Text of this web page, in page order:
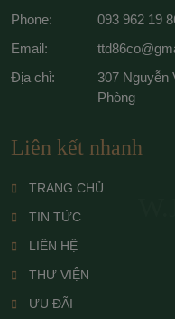
Phone:
093 962 19
Email:
Địa chỉ:
307 Nguyễn
Phòng
Liên kết nhanh
TRANG CHỦ
TIN TỨC
LIÊN HỆ
THƯ VIỆN
ƯU ĐÃI